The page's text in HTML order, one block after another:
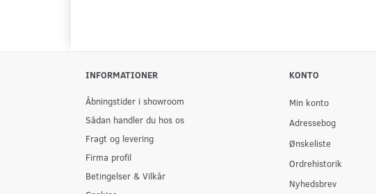
INFORMATIONER
Åbningstider i showroom
Sådan handler du hos os
Fragt og levering
Firma profil
Betingelser & Vilkår
KONTO
Min konto
Adressebog
Ønskeliste
Ordrehistorik
Nyhedsbrev